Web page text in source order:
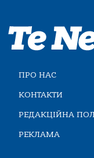
ПРО НАС
КОНТАКТИ
РЕДАКЦІЙНА
РЕКЛАМА